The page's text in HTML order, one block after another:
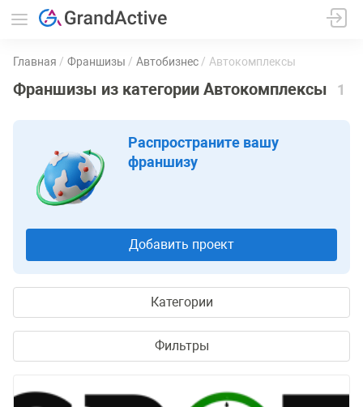
Главная Франшизы Автобизнес Автокомплексы
Франшизы из категории Автокомплексы 1
Распространите вашу
франшизу
Добавить проект
Категории
Фильтры